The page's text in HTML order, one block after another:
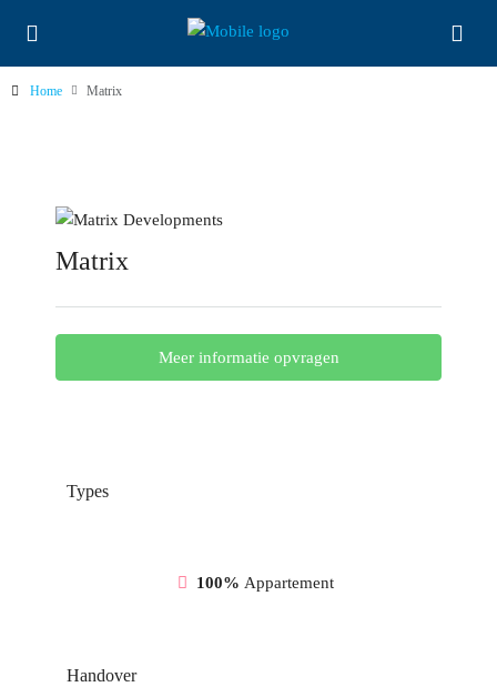
Home Matrix
Matrix
Meer informatie opvragen
Types
100% Appartement
Handover